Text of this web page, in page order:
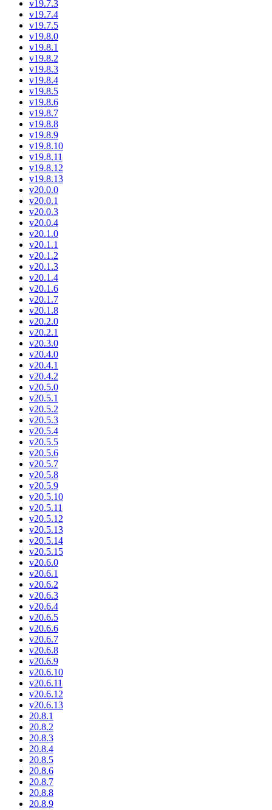
v19.7.3
v19.7.4
v19.7.5
v19.8.0
v19.8.1
v19.8.2
v19.8.3
v19.8.4
v19.8.5
v19.8.6
v19.8.7
v19.8.8
v19.8.9
v19.8.10
v19.8.11
v19.8.12
v19.8.13
v20.0.0
v20.0.1
v20.0.3
v20.0.4
v20.1.0
v20.1.1
v20.1.2
v20.1.3
v20.1.4
v20.1.6
v20.1.7
v20.1.8
v20.2.0
v20.2.1
v20.3.0
v20.4.0
v20.4.1
v20.4.2
v20.5.0
v20.5.1
v20.5.2
v20.5.3
v20.5.4
v20.5.5
v20.5.6
v20.5.7
v20.5.8
v20.5.9
v20.5.10
v20.5.11
v20.5.12
v20.5.13
v20.5.14
v20.5.15
v20.6.0
v20.6.1
v20.6.2
v20.6.3
v20.6.4
v20.6.5
v20.6.6
v20.6.7
v20.6.8
v20.6.9
v20.6.10
v20.6.11
v20.6.12
v20.6.13
20.8.1
20.8.2
20.8.3
20.8.4
20.8.5
20.8.6
20.8.7
20.8.8
20.8.9